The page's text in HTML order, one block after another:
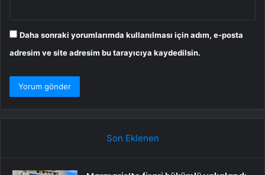
Daha sonraki yorumlarımda kullanılması için adım, e-posta
adresim ve site adresim bu tarayıcıya kaydedilsin.
Son Eklenen